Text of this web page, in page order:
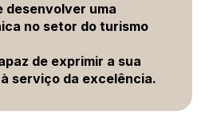
desenvolver uma
no setor do turismo
de exprimir a sua
serviço da excelência.